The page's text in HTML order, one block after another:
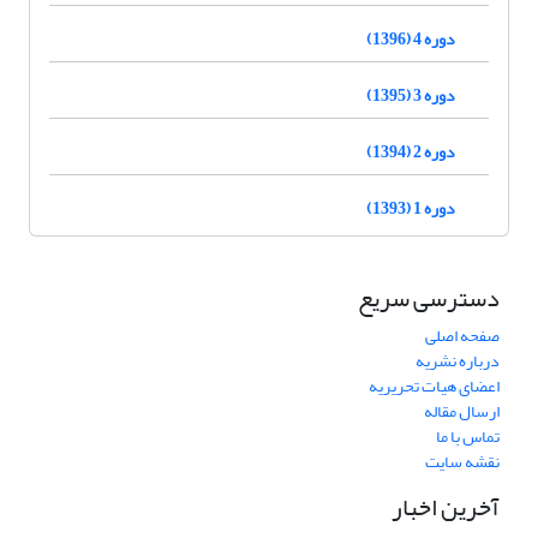
دوره 4 (1396)
دوره 3 (1395)
دوره 2 (1394)
دوره 1 (1393)
دسترسی سریع
صفحه اصلی
درباره نشریه
اعضای هیات تحریریه
ارسال مقاله
تماس با ما
نقشه سایت
آخرین اخبار